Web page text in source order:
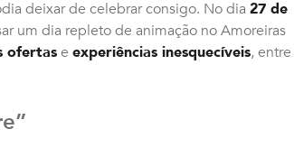
deixar de celebrar consigo. No dia 27 de
um dia repleto de animação no Amoreiras
ofertase experiências inesquecíveis, entre